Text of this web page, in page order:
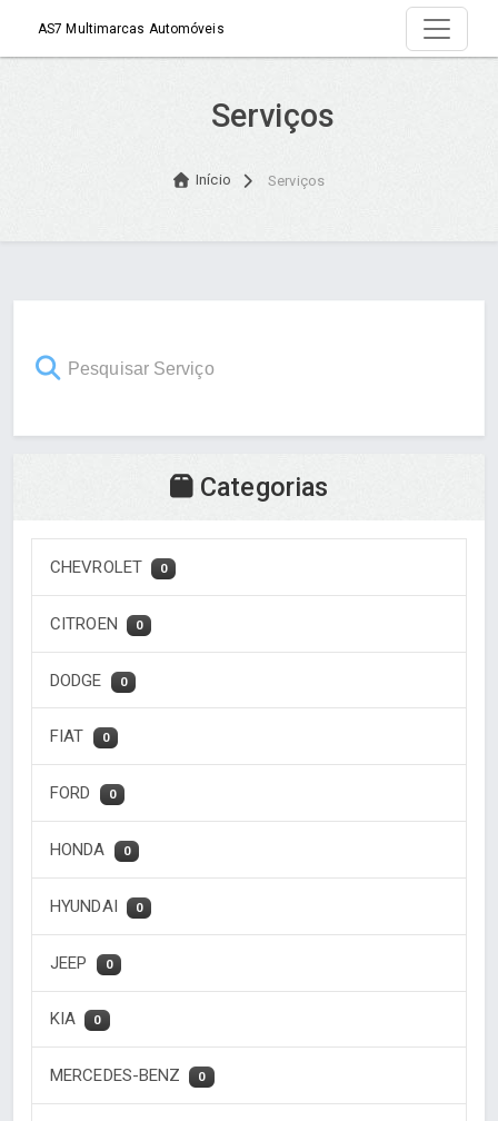
AS7 Multimarcas Automóveis
Serviços
Início Serviços
Categorias
CHEVROLET 0
CITROEN 0
DODGE 0
FIAT 0
FORD 0
HONDA 0
HYUNDAI 0
JEEP 0
KIA 0
MERCEDES-BENZ 0